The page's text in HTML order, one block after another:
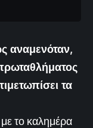
αναμενόταν,
τα
το καλημέρα